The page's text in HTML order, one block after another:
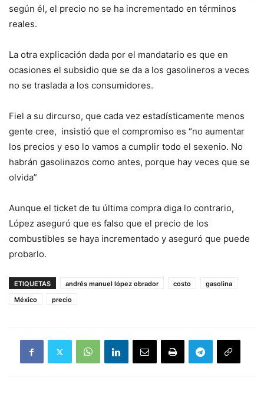
según él, el precio no se ha incrementado en términos
reales.
La otra explicación dada por el mandatario es que en
ocasiones el subsidio que se da a los gasolineros a veces
no se traslada a los consumidores.
Fiel a su dircurso, que cada vez estadísticamente menos
gente cree, insistió que el compromiso es “no aumentar
los precios y eso lo vamos a cumplir todo el sexenio. No
habrán gasolinazos como antes, porque hay veces que se
olvida”
Aunque el ticket de tu última compra diga lo contrario,
López aseguró que es falso que el precio de los
combustibles se haya incrementado y aseguró que puede
probarlo.
ETIQUETAS andrés manuel lópez obrador costo
gasolina
México
precio